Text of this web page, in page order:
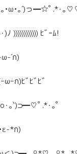
｡•ω•｡´)っ━☆ﾟ.*･｡
ﾉ )))))))))))) ﾋﾞｰﾑ!
´ก)
ｰ́ก)ﾋﾞﾋﾞﾋﾞ
o･｡`)⊃━♡ﾟ.*･｡ﾟ
*ก)